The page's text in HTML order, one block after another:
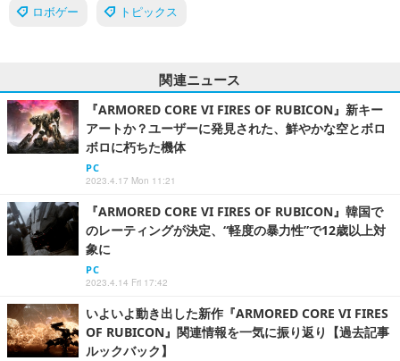
ロボゲー トピックス
関連ニュース
『ARMORED CORE VI FIRES OF RUBICON』新キー
アートか？ユーザーに発見された、鮮やかな空とボロ
ボロに朽ちた機体
PC
2023.4.17 Mon 11:21
『ARMORED CORE VI FIRES OF RUBICON』韓国で
のレーティングが決定、“軽度の暴力性”で12歳以上対
象に
PC
2023.4.14 Fri 17:42
いよいよ動き出した新作『ARMORED CORE VI FIRES
OF RUBICON』関連情報を一気に振り返り【過去記事
ルックバック】